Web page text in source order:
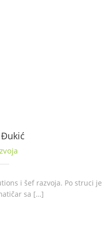
i šef razvoja. Po struci je
sa […]